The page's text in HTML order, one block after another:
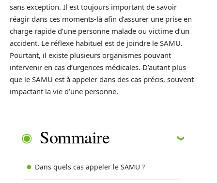
sans exception. Il est toujours important de savoir
réagir dans ces moments-là afin d’assurer une prise en
charge rapide d’une personne malade ou victime d’un
accident. Le réflexe habituel est de joindre le SAMU.
Pourtant, il existe plusieurs organismes pouvant
intervenir en cas d’urgences médicales. D’autant plus
que le SAMU est à appeler dans des cas précis, souvent
impactant la vie d’une personne.
Sommaire
Dans quels cas appeler le SAMU ?